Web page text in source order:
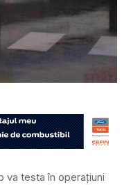
va testa în operațiuni